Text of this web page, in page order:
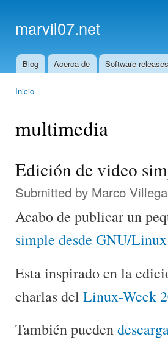
marvil07.net
Main menu
Blog Acerca de Software releases
Inicio
multimedia
Edición de video
Submitted by Marco
Acabo de publicar un
simple desde GNU/Linux
Esta inspirado en la
charlas del Linux-Week
También pueden